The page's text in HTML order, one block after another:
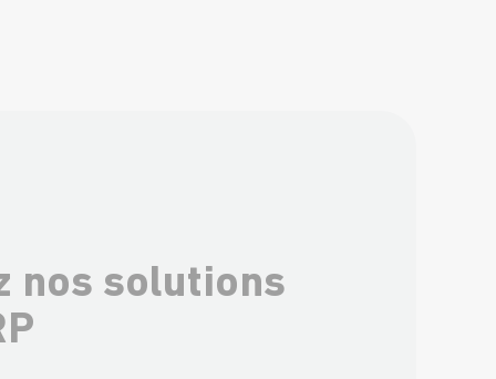
nos solutions